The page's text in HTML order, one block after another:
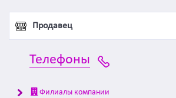
Продавец
Телефоны
Филиалы компании